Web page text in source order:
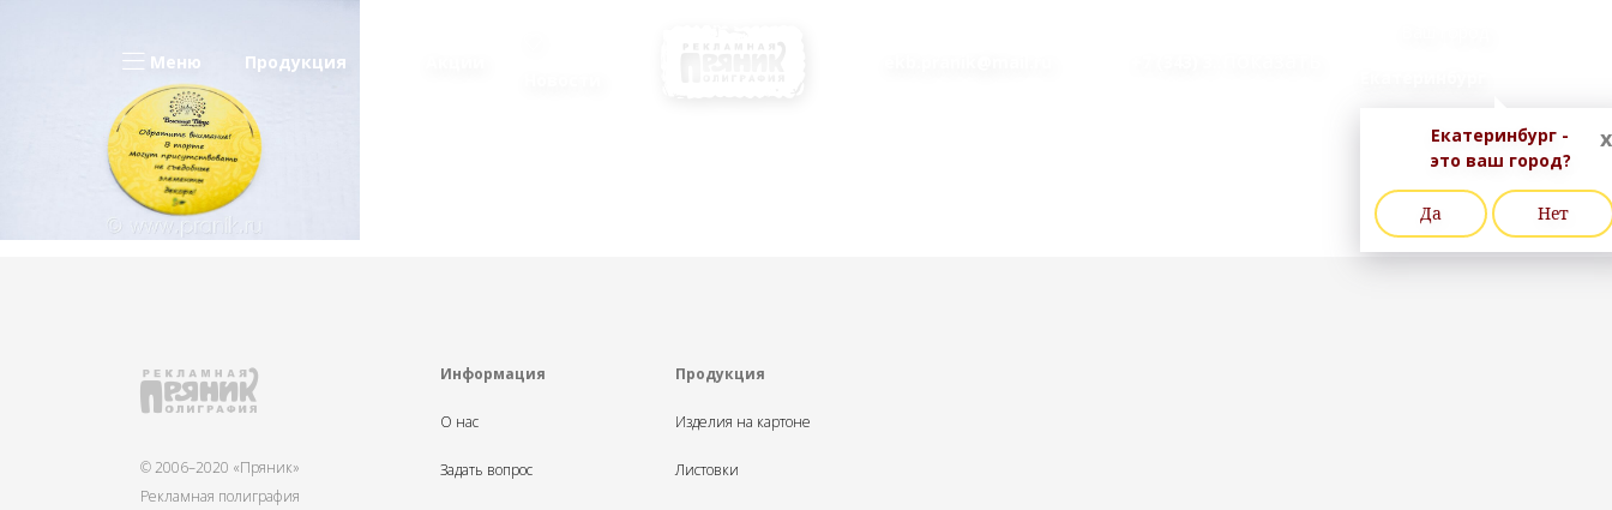
Меню Продукция
x
Екатеринбург -
это ваш город?
Да Нет
© 2006–2020 «Пряник»
Рекламная полиграфия
Информация
О нас
Задать вопрос
Продукция
Изделия на картоне
Листовки